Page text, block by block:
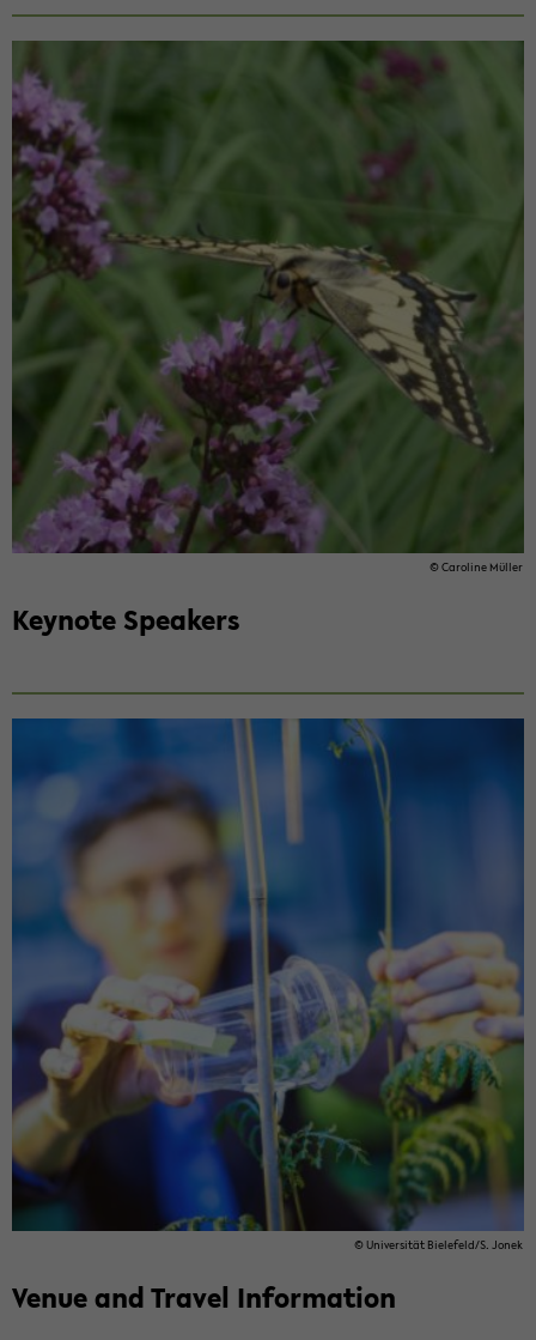
© Car­o­line Müller
Keynote Speak­ers
© Uni­ver­sität Biele­feld/S. Jonek
Venue and Travel In­for­ma­tion